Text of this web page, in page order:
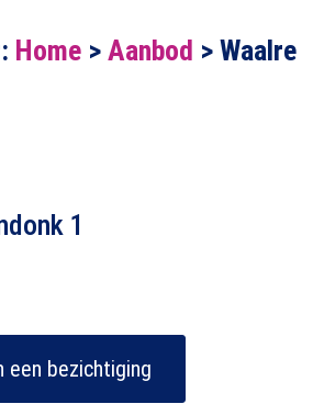
Home > Aanbod > Waalre
1
een bezichtiging